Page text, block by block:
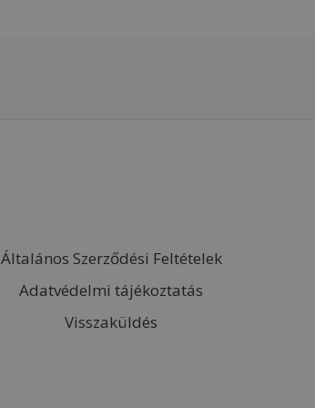
Általános Szerződési Feltételek
Adatvédelmi tájékoztatás
Visszaküldés